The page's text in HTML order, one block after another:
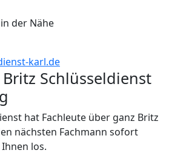
der Nähe
karl.de
Schlüsseldienst
hat Fachleute über ganz Britz
nächsten Fachmann sofort
los.